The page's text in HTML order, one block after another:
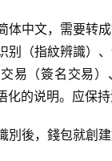
体中文，需要转成
别（指紋辨識）
易（簽名交易
的说明。应保持
別後，錢包就創